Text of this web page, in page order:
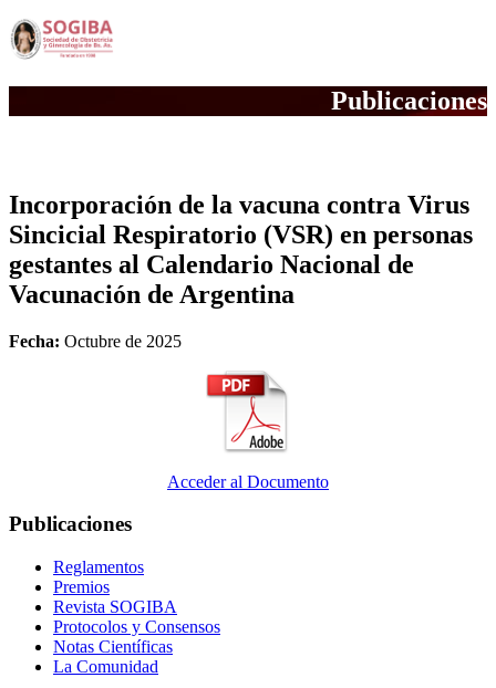
Publicaciones
Incorporación de la vacuna contra Virus
Sincicial Respiratorio (VSR) en personas
gestantes al Calendario Nacional de
Vacunación de Argentina
Fecha: Octubre de 2025
Acceder al Documento
Publicaciones
Reglamentos
Premios
Revista SOGIBA
Protocolos y Consensos
Notas Científicas
La Comunidad